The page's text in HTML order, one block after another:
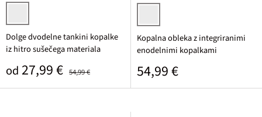
pisana potiskana
Dolge dvodelne tankini kopalke
iz hitro sušečega materiala
Prodajna cena
od 27,99 € 54,99 €
bela/temno olivna potiskana
Kopalna obleka z integriranimi
enodelnimi kopalkami
Običajna cena
54,99 €